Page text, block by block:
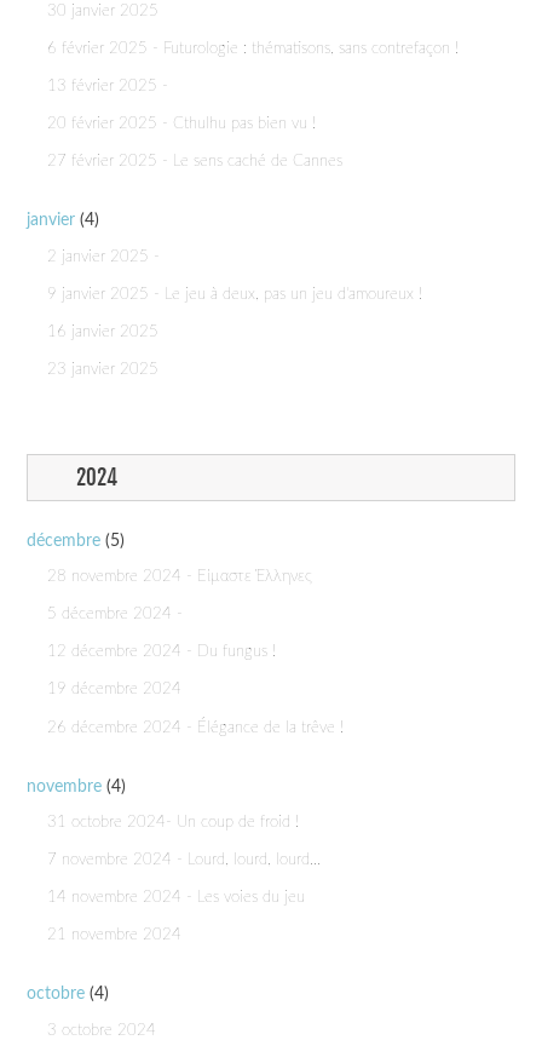
30 janvier 2025
6 février 2025 - Futurologie : thématisons, sans contrefaçon !
13 février 2025 -
20 février 2025 - Cthulhu pas bien vu !
27 février 2025 - Le sens caché de Cannes
janvier (4)
2 janvier 2025 -
9 janvier 2025 - Le jeu à deux, pas un jeu d'amoureux !
16 janvier 2025
23 janvier 2025
2024
décembre (5)
28 novembre 2024 - Είμαστε Έλληνες
5 décembre 2024 -
12 décembre 2024 - Du fungus !
19 décembre 2024
26 décembre 2024 - Élégance de la trêve !
novembre (4)
31 octobre 2024- Un coup de froid !
7 novembre 2024 - Lourd, lourd, lourd...
14 novembre 2024 - Les voies du jeu
21 novembre 2024
octobre (4)
3 octobre 2024